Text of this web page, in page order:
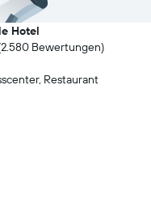
Hotel
Bewertungen)
Restaurant